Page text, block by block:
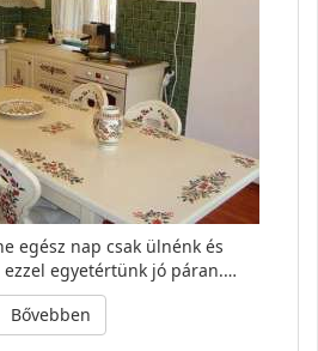
egész nap csak ülnénk és
egyetértünk jó páran.…
Bővebben